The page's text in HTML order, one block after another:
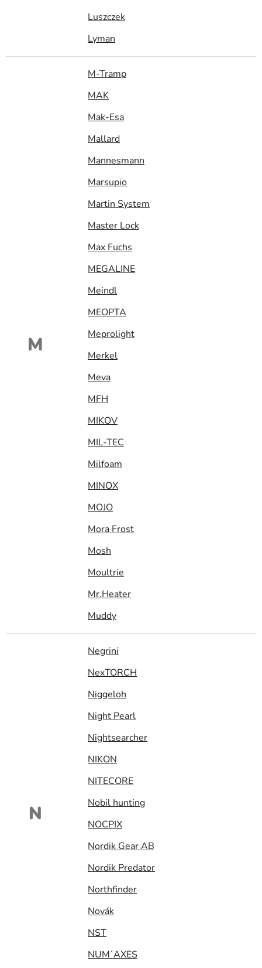
Luszczek
Lyman
M
M-Tramp
MAK
Mak-Esa
Mallard
Mannesmann
Marsupio
Martin System
Master Lock
Max Fuchs
MEGALINE
Meindl
MEOPTA
Meprolight
Merkel
Meva
MFH
MIKOV
MIL-TEC
Milfoam
MINOX
MOJO
Mora Frost
Mosh
Moultrie
Mr.Heater
Muddy
N
Negrini
NexTORCH
Niggeloh
Night Pearl
Nightsearcher
NIKON
NITECORE
Nobil hunting
NOCPIX
Nordik Gear AB
Nordik Predator
Northfinder
Novák
NST
NUM´AXES